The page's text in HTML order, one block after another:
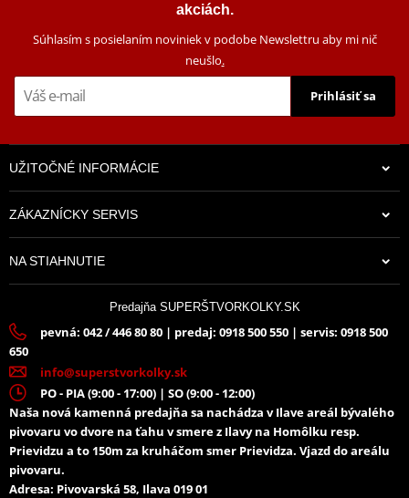
akciách.
Súhlasím s posielaním noviniek v podobe Newslettru aby mi nič
neušlo.
Prihlásiť sa
UŽITOČNÉ INFORMÁCIE
ZÁKAZNÍCKY SERVIS
NA STIAHNUTIE
Predajňa SUPERŠTVORKOLKY.SK
pevná: 042 / 446 80 80 | predaj: 0918 500 550 | servis: 0918 500
650
info@superstvorkolky.sk
PO - PIA (9:00 - 17:00) | SO (9:00 - 12:00)
Naša nová kamenná predajňa sa nachádza v Ilave areál bývalého
pivovaru vo dvore na ťahu v smere z Ilavy na Homôlku resp.
Prievidzu a to 150m za kruháčom smer Prievidza. Vjazd do areálu
pivovaru.
Adresa: Pivovarská 58, Ilava 019 01